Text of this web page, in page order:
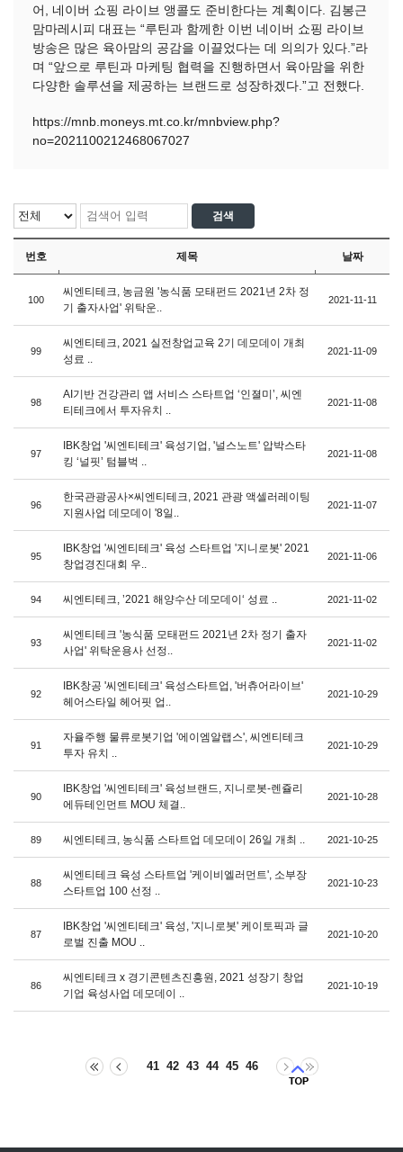
어, 네이버 쇼핑 라이브 앵콜도 준비한다는 계획이다. 김봉근
맘마레시피 대표는 “루틴과 함께한 이번 네이버 쇼핑 라이브
방송은 많은 육아맘의 공감을 이끌었다는 데 의의가 있다.”라
며 “앞으로 루틴과 마케팅 협력을 진행하면서 육아맘을 위한
다양한 솔루션을 제공하는 브랜드로 성장하겠다.”고 전했다.
https://mnb.moneys.mt.co.kr/mnbview.php?
no=2021100212468067027
번호 제목 날짜
100
씨엔티테크, 농금원 '농식품 모태펀드 2021년 2차 정
기 출자사업' 위탁운..
2021-11-11
99
씨엔티테크, 2021 실전창업교육 2기 데모데이 개최
성료 ..
2021-11-09
98
AI기반 건강관리 앱 서비스 스타트업 ‘인졀미’, 씨엔
티테크에서 투자유치 ..
2021-11-08
97
IBK창업 '씨엔티테크' 육성기업, '널스노트' 압박스타
킹 ‘널핏’ 텀블벅 ..
2021-11-08
96
한국관광공사×씨엔티테크, 2021 관광 액셀러레이팅
지원사업 데모데이 '8일..
2021-11-07
95
IBK창업 '씨엔티테크' 육성 스타트업 '지니로봇' 2021
창업경진대회 우..
2021-11-06
94 씨엔티테크, ’2021 해양수산 데모데이‘ 성료 .. 2021-11-02
93
씨엔티테크 '농식품 모태펀드 2021년 2차 정기 출자
사업' 위탁운용사 선정..
2021-11-02
92
IBK창공 '씨엔티테크' 육성스타트업, '버츄어라이브'
헤어스타일 헤어핏 업..
2021-10-29
91
자율주행 물류로봇기업 '에이엠알랩스', 씨엔티테크
투자 유치 ..
2021-10-29
90
IBK창업 '씨엔티테크' 육성브랜드, 지니로봇-렌쥴리
에듀테인먼트 MOU 체결..
2021-10-28
89 씨엔티테크, 농식품 스타트업 데모데이 26일 개최 .. 2021-10-25
88
씨엔티테크 육성 스타트업 '케이비엘러먼트', 소부장
스타트업 100 선정 ..
2021-10-23
87
IBK창업 '씨엔티테크' 육성, '지니로봇' 케이토픽과 글
로벌 진출 MOU ..
2021-10-20
86
씨엔티테크 x 경기콘텐츠진흥원, 2021 성장기 창업
기업 육성사업 데모데이 ..
2021-10-19
41 42 43 44 45 46